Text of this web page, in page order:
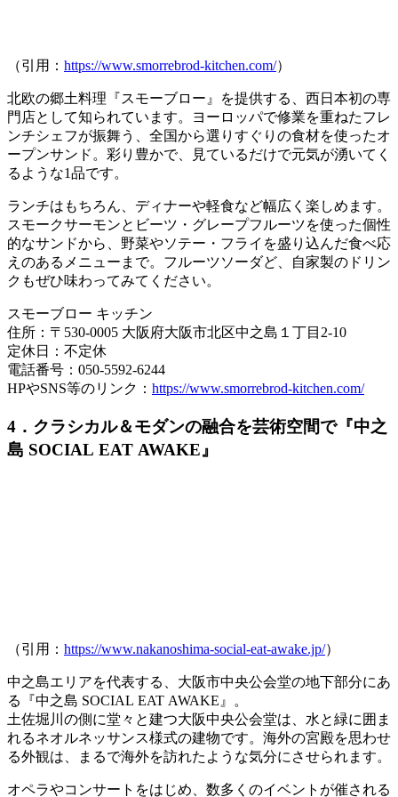
（引用： https://www.smorrebrod-kitchen.com/）
北欧の郷土料理『スモーブロー』
を提供する、西日本初の専
門店として知られています。ヨーロッパで修業を重ねたフレ
ンチシェフが振舞う、全国から選りすぐりの食材を使ったオ
ープンサンド。彩り豊かで、見ているだけで元気が湧いてく
るような1品です。
ランチはもちろん、ディナーや軽食など幅広く楽しめます。
スモークサーモンとビーツ・グレープフルーツを使った個性
的なサンドから、野菜やソテー・フライを盛り込んだ食べ応
えのあるメニューまで。フルーツソーダど、自家製のドリン
クもぜひ味わってみてください。
スモーブロー キッチン
住所：〒530-0005 大阪府大阪市北区中之島１丁目2-10
定休日：不定休
電話番号：050-5592-6244
HPやSNS等のリンク： https://www.smorrebrod-kitchen.com/
4．クラシカル＆モダンの融合を芸術空間で『中之
島 SOCIAL EAT AWAKE』
（引用： https://www.nakanoshima-social-eat-awake.jp/）
中之島エリアを代表する、大阪市中央公会堂の地下部分にあ
る『中之島 SOCIAL EAT AWAKE 』。
土佐堀川の側に堂々と建つ大阪中央公会堂は、水と緑に囲ま
れるネオルネッサンス様式の建物です。海外の宮殿を思わせ
る外観は、まるで海外を訪れたような気分にさせられます。
オペラやコンサートをはじめ、数多くのイベントが催される